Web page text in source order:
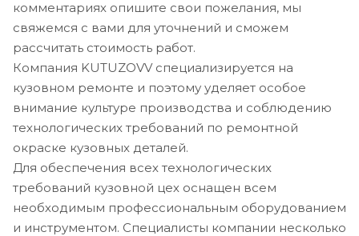
комментариях опишите свои пожелания, мы
свяжемся с вами для уточнений и сможем
рассчитать стоимость работ.
Компания KUTUZOVV специализируется на
кузовном ремонте и поэтому уделяет особое
внимание культуре производства и соблюдению
технологических требований по ремонтной
окраске кузовных деталей.
Для обеспечения всех технологических
требований кузовной цех оснащен всем
необходимым профессиональным оборудованием
и инструментом. Специалисты компании несколько